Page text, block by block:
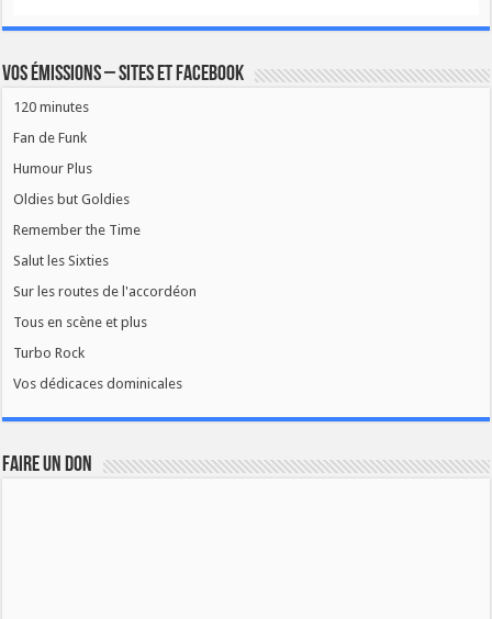
Vos émissions – Sites et Facebook
120 minutes
Fan de Funk
Humour Plus
Oldies but Goldies
Remember the Time
Salut les Sixties
Sur les routes de l'accordéon
Tous en scène et plus
Turbo Rock
Vos dédicaces dominicales
FAIRE UN DON